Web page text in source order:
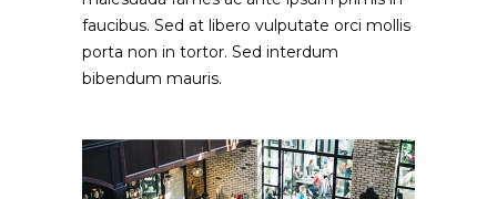
faucibus. Sed at libero vulputate orci mollis
porta non in tortor. Sed interdum
bibendum mauris.